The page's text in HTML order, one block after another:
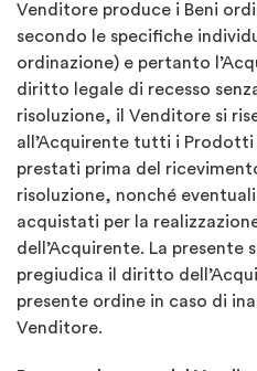
Venditore produce i Beni
secondo le specifiche
ordinazione) e pertanto
diritto legale di recesso
risoluzione, il Venditore si
all’Acquirente tutti i Prodotti
prestati prima del
risoluzione, nonché
acquistati per la
dell’Acquirente. La presente
pregiudica il diritto
presente ordine in caso di
Venditore.